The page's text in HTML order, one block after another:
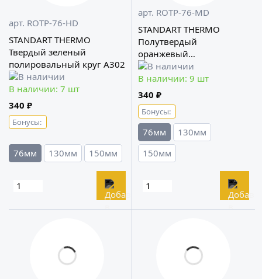
арт. ROTP-76-HD
STANDART THERMO
Твердый зеленый
полировальный круг A302
В наличии: 7 шт
340 ₽
Бонусы:
76мм 130мм 150мм
арт. ROTP-76-MD
STANDART THERMO
Полутвердый
оранжевый
полировальный круг
A302
В наличии: 9 шт
340 ₽
Бонусы:
76мм
130мм
150мм